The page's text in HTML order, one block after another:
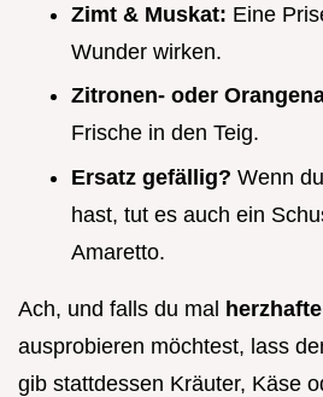
Zimt & Muskat: Eine
Wunder wirken.
Zitronen- oder
Frische in den Teig.
Ersatz gefällig? Wenn
hast, tut es auch ein
Amaretto.
Ach, und falls du mal
ausprobieren möchtest, lass
gib stattdessen Kräuter, Käse